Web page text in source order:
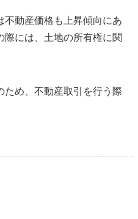
不動産価格も上昇傾向にあ
には、土地の所有権に関
ため、不動産取引を行う際